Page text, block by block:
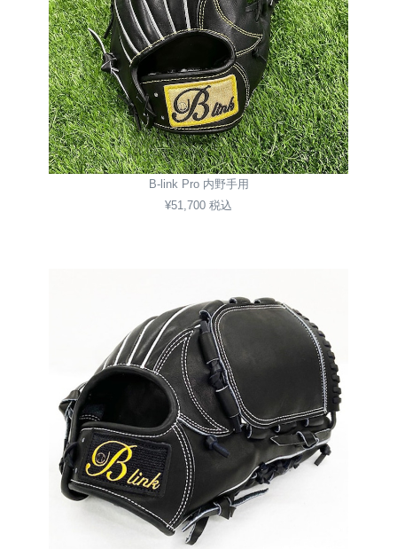
B-link Pro 内野手用
¥51,700 税込